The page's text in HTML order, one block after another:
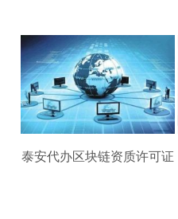
泰安代办区块链资质许可证